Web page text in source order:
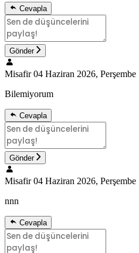
Cevapla
Gönder
Misafir 04 Haziran 2026, Perşembe
Bilemiyorum
Cevapla
Gönder
Misafir 04 Haziran 2026, Perşembe
nnn
Cevapla